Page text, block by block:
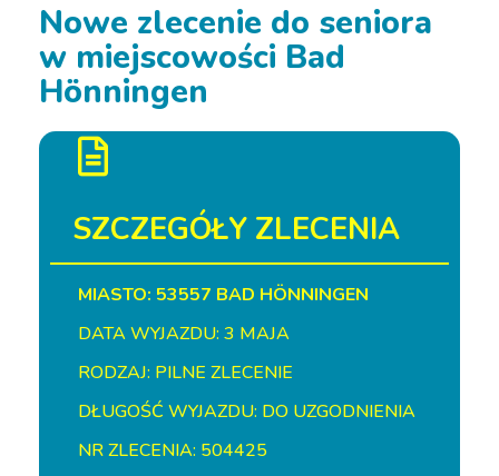
Nowe zlecenie do seniora
w miejscowości Bad
Hönningen
SZCZEGÓŁY ZLECENIA
MIASTO: 53557 BAD HÖNNINGEN
DATA WYJAZDU: 3 MAJA
RODZAJ: PILNE ZLECENIE
DŁUGOŚĆ WYJAZDU: DO UZGODNIENIA
NR ZLECENIA: 504425